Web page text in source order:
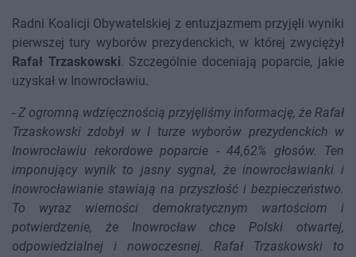
Radni Koalicji Obywatelskiej z entuzjazmem przyjęli wyniki
pierwszej tury wyborów prezydenckich, w której zwyciężył
Rafał Trzaskowski. Szczególnie doceniają poparcie, jakie
uzyskał w Inowrocławiu.
- Z ogromną wdzięcznością przyjęliśmy informację, że Rafał
Trzaskowski zdobył w I turze wyborów prezydenckich w
Inowrocławiu rekordowe poparcie - 44,62% głosów. Ten
imponujący wynik to jasny sygnał, że inowrocławianki i
inowrocławianie stawiają na przyszłość i bezpieczeństwo.
To wyraz wierności demokratycznym wartościom i
potwierdzenie, że Inowrocław chce Polski otwartej,
odpowiedzialnej i nowoczesnej. Rafał Trzaskowski to